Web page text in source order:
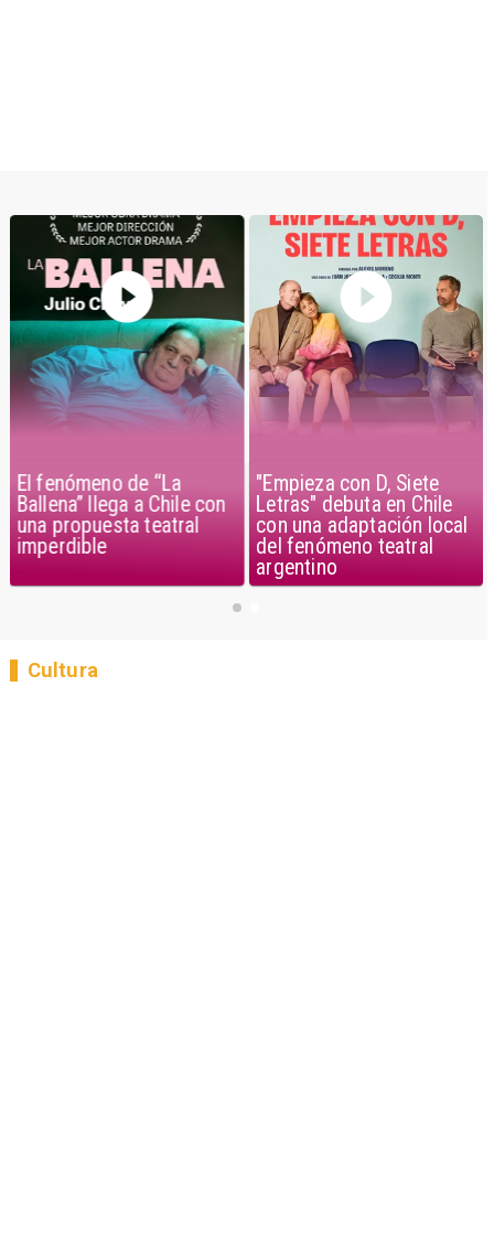
El fenómeno de “La
Ballena” llega a Chile con
una propuesta teatral
imperdible
"Empieza con D, Siete
Letras" debuta en Chile
con una adaptación local
del fenómeno teatral
argentino
Cultura